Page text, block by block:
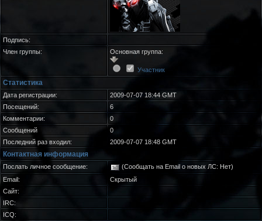
Подпись:
Член группы:
Основная группа:
Участник
Статистика
Дата регистрации:
2009-07-07 18:44 GMT
Посещений:
6
Комментарии:
0
Сообщений
0
Последний раз входил:
2009-07-07 18:48 GMT
Контактная информация
Послать личное сообщение:
(Сообщать на Email о новых ЛС: Нет)
Email:
Скрытый
Сайт:
IRC:
ICQ: